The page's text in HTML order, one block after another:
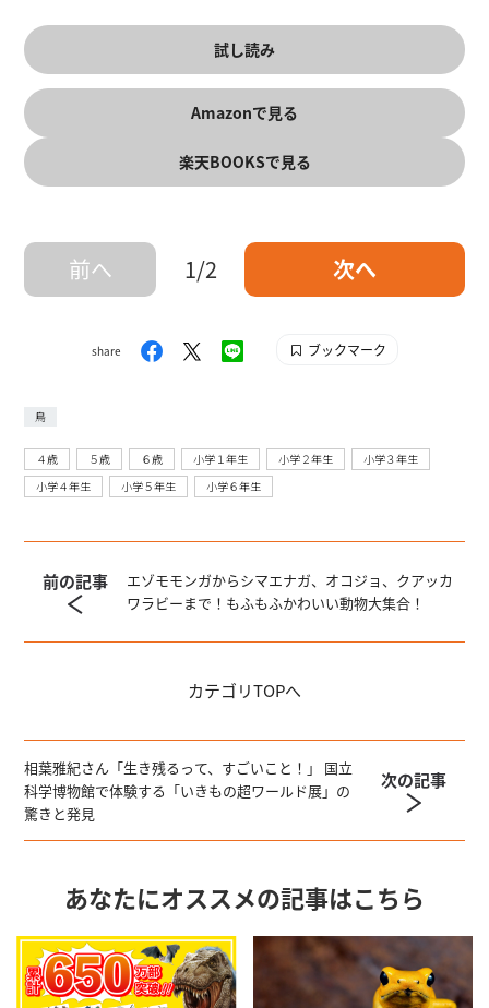
試し読み
Amazonで見る
楽天BOOKSで見る
前へ 1/2 次へ
share ブックマーク
鳥
４歳 ５歳 ６歳 小学１年生 小学２年生
小学３年生
小学４年生
小学５年生 小学６年生
前の記事
エゾモモンガからシマエナガ、オコジョ、クアッカ
ワラビーまで！もふもふかわいい動物大集合！
カテゴリTOPへ
相葉雅紀さん「生き残るって、すごいこと！」 国立
科学博物館で体験する「いきもの超ワールド展」の
驚きと発見
次の記事
あなたにオススメの記事はこちら